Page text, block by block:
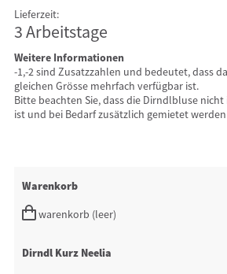
Lieferzeit:
3 Arbeitstage
Weitere Informationen
-1,-2 sind Zusatzzahlen und bedeutet, dass
gleichen Grösse mehrfach verfügbar ist.
Bitte beachten Sie, dass die Dirndlbluse
ist und bei Bedarf zusätzlich gemietet
Warenkorb
warenkorb (leer)
Dirndl Kurz Neelia